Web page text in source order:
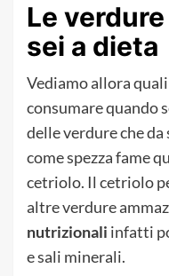
Le
sei a dieta
Vediamo allora
consumare quando
delle verdure che
come spezza fame
cetriolo. Il cetriolo
altre verdure
nutrizionali infatti
e sali minerali.